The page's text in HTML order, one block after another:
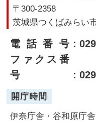
〒300-2358
茨城県つくばみらい
電話番号：
ファクス番
号
：
開庁時間
伊奈庁舎・谷和原庁